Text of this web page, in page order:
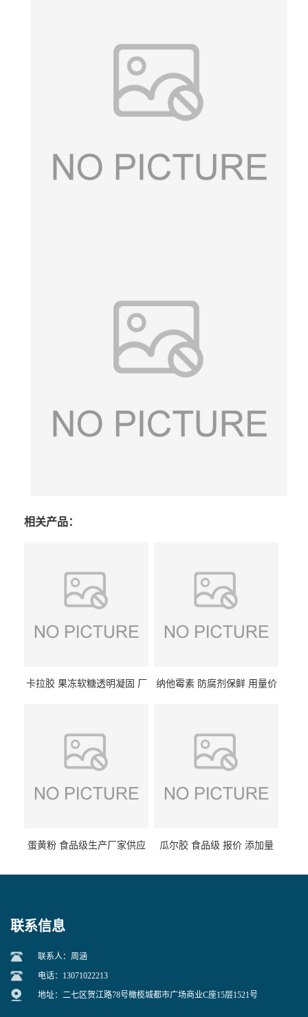
相关产品：
卡拉胶 果冻软糖透明凝固 厂
纳他霉素 防腐剂保鲜 用量价
蛋黄粉 食品级生产厂家供应 瓜尔胶 食品级 报价 添加量
联系信息
联系人：周涵
电话：13071022213
地址：二七区贺江路78号橄榄城都市广场商业C座15层1521号